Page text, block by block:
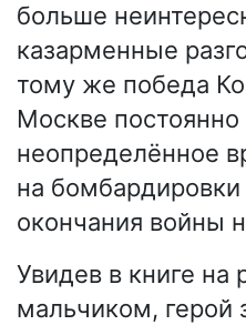
больше
казарменные
тому же победа
Москве
неопределённое
на
окончания войны
Увидев в книге на
мальчиком, герой